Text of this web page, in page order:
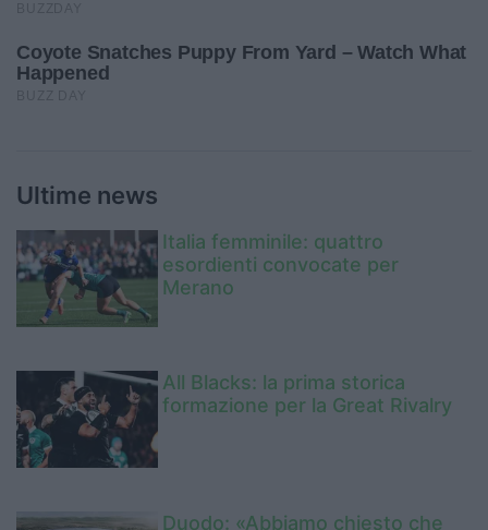
Ultime news
Italia femminile: quattro
esordienti convocate per
Merano
All Blacks: la prima storica
formazione per la Great Rivalry
Duodo: «Abbiamo chiesto che